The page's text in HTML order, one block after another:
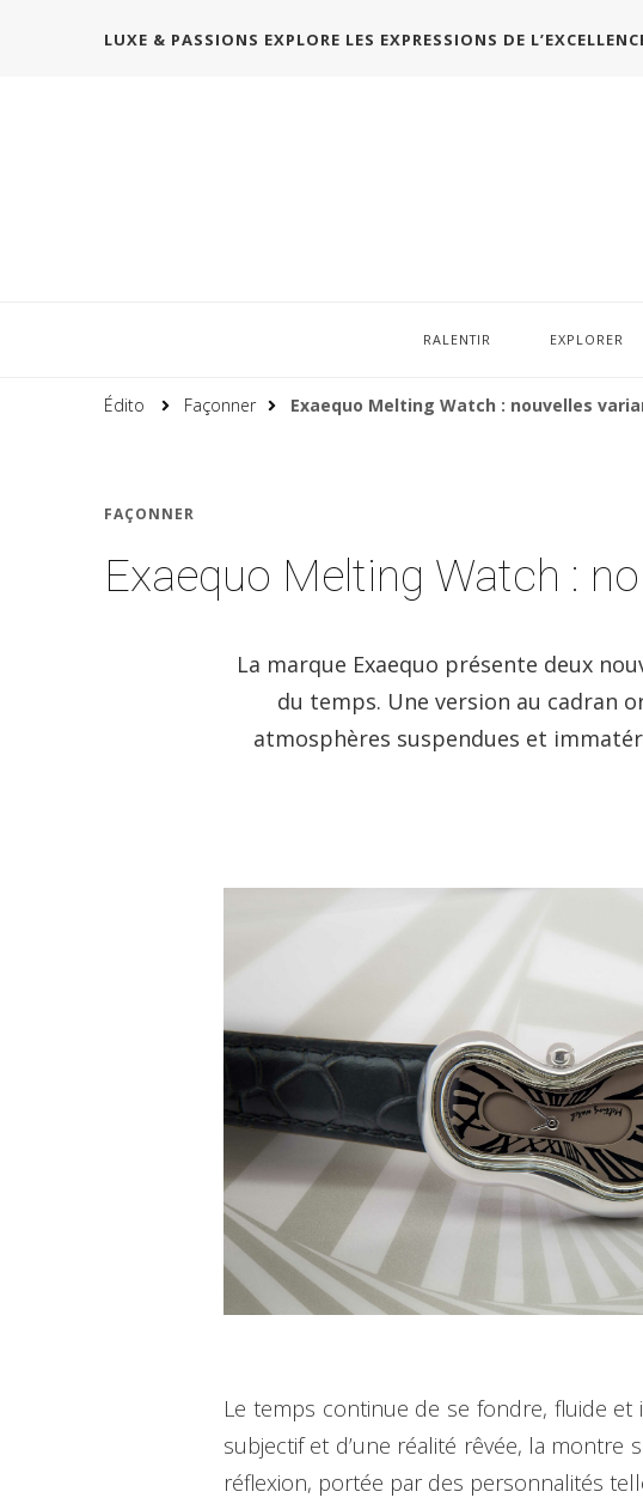
LUXE & PASSIONS EXPLORE LES EXPRESSIONS DE
RALENTIR EXPLORER
Édito Façonner Exaequo Melting Watch : nouvelles
FAÇONNER
Exaequo Melting Watch :
La marque Exaequo présente deux
du temps. Une version au cadran
atmosphères suspendues et
Le temps continue de se fondre, fluide et
subjectif et d’une réalité rêvée, la
réflexion, portée par des personnalités